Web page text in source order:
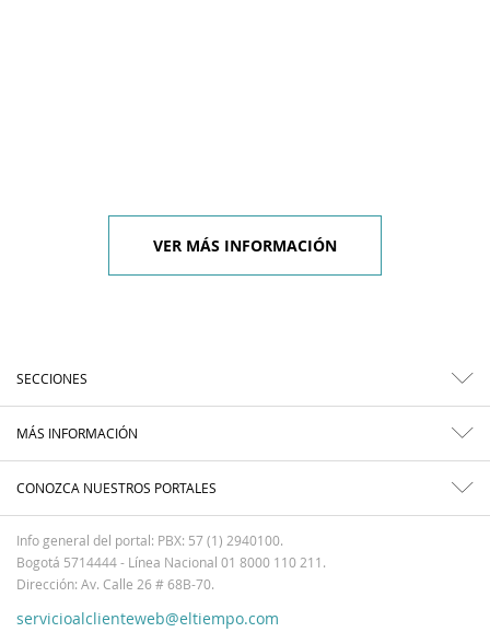
VER MÁS INFORMACIÓN
SECCIONES
MÁS INFORMACIÓN
CONOZCA NUESTROS PORTALES
Info general del portal: PBX: 57 (1) 2940100.
Bogotá 5714444 - Línea Nacional 01 8000 110 211.
Dirección: Av. Calle 26 # 68B-70.
servicioalclienteweb@eltiempo.com